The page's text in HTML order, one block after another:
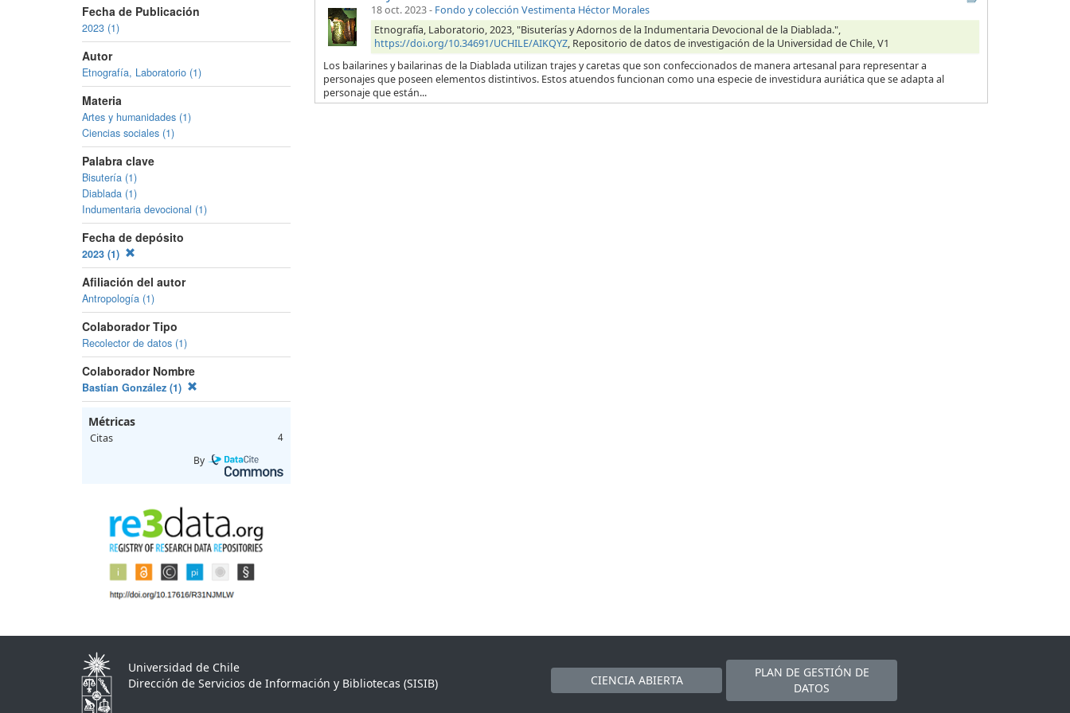
Fecha de Publicación
2023 (1)
Autor
Etnografía, Laboratorio (1)
Materia
Artes y humanidades (1)
Ciencias sociales (1)
Palabra clave
Bisutería (1)
Diablada (1)
Indumentaria devocional (1)
Fecha de depósito
2023 (1)
Afiliación del autor
Antropología (1)
Colaborador Tipo
Recolector de datos (1)
Colaborador Nombre
Bastían González (1)
Métricas
Citas 4
By
18 oct. 2023- Fondo y colección Vestimenta Héctor Morales
Etnografía, Laboratorio, 2023, "Bisuterías y Adornos de la Indumentaria Devocional de la Diablada.",
https://doi.org/10.34691/UCHILE/AIKQYZ, Repositorio de datos de investigación de la Universidad de Chile, V1
Los bailarines y bailarinas de la Diablada utilizan trajes y caretas que son confeccionados de manera artesanal para representar a
personajes que poseen elementos distintivos. Estos atuendos funcionan como una especie de investidura auriática que se adapta al
personaje que están...
Universidad de Chile
Dirección de Servicios de Información y Bibliotecas (SISIB)
CIENCIA ABIERTA
PLAN DE GESTIÓN DE
DATOS